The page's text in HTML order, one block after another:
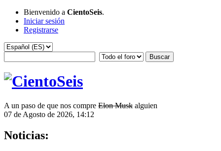
Bienvenido a CientoSeis.
Iniciar sesión
Registrarse
A un paso de que nos compre Elon Musk alguien
07 de Agosto de 2026, 14:12
Noticias: